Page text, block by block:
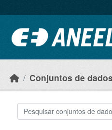
Conjuntos de dados